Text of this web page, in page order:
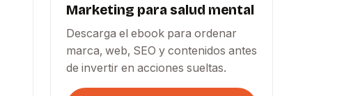
Marketing para salud mental
Descarga el ebook para ordenar
marca, web, SEO y contenidos antes
de invertir en acciones sueltas.